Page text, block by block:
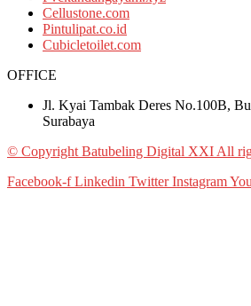
Cellustone.com
Pintulipat.co.id
Cubicletoilet.com
OFFICE
Jl. Kyai Tambak Deres No.100B,
Surabaya
© Copyright Batubeling Digital XXI All
Facebook-f Linkedin Twitter Instagram